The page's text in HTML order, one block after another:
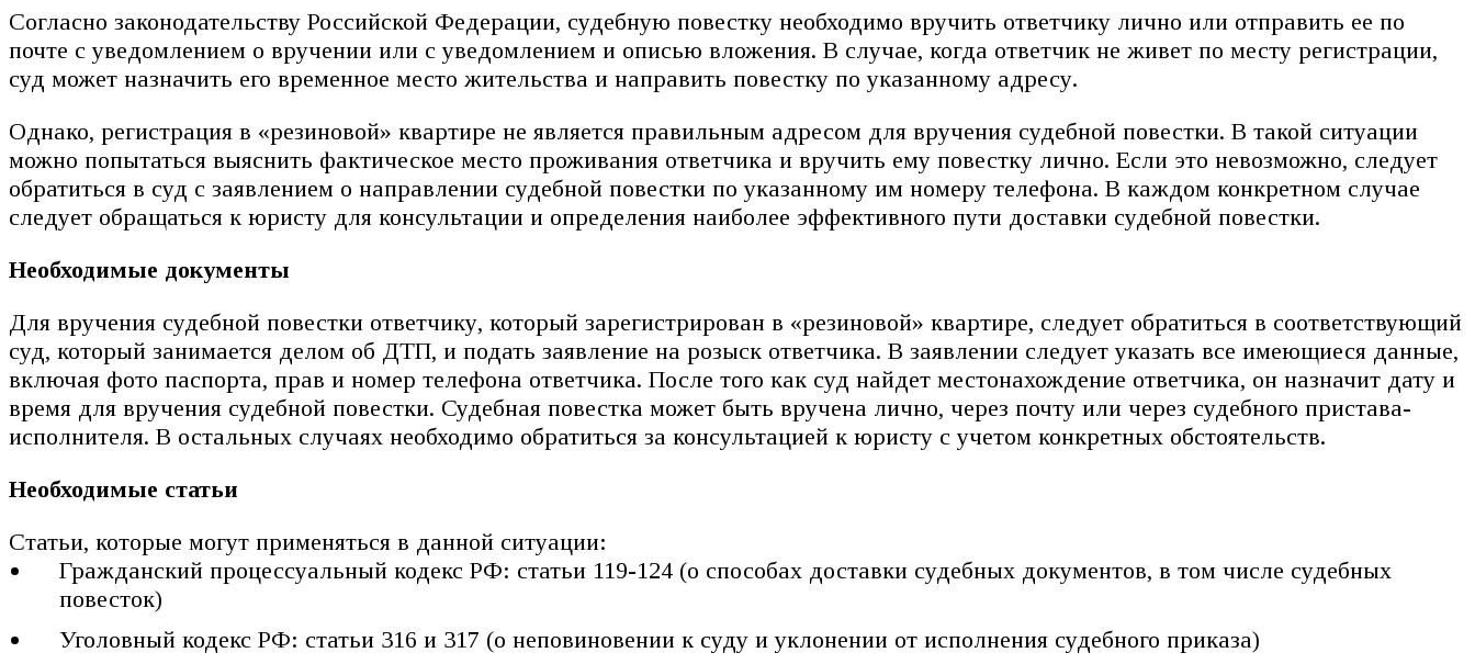
Согласно законодательству Российской Федерации, судебную повестку необходимо вручить ответчику лично или отправить ее по
почте с уведомлением о вручении или с уведомлением и описью вложения. В случае, когда ответчик не живет по месту регистрации,
суд может назначить его временное место жительства и направить повестку по указанному адресу.
Однако, регистрация в «резиновой» квартире не является правильным адресом для вручения судебной повестки. В такой ситуации
можно попытаться выяснить фактическое место проживания ответчика и вручить ему повестку лично. Если это невозможно, следует
обратиться в суд с заявлением о направлении судебной повестки по указанному им номеру телефона. В каждом конкретном случае
следует обращаться к юристу для консультации и определения наиболее эффективного пути доставки судебной повестки.
Необходимые документы
Для вручения судебной повестки ответчику, который зарегистрирован в «резиновой» квартире, следует обратиться в соответствующий
суд, который занимается делом об ДТП, и подать заявление на розыск ответчика. В заявлении следует указать все имеющиеся данные,
включая фото паспорта, прав и номер телефона ответчика. После того как суд найдет местонахождение ответчика, он назначит дату и
время для вручения судебной повестки. Судебная повестка может быть вручена лично, через почту или через судебного пристава-
исполнителя. В остальных случаях необходимо обратиться за консультацией к юристу с учетом конкретных обстоятельств.
Необходимые статьи
Статьи, которые могут применяться в данной ситуации:
Гражданский процессуальный кодекс РФ: статьи 119-124 (о способах доставки судебных документов, в том числе судебных
повесток)
Уголовный кодекс РФ: статьи 316 и 317 (о неповиновении к суду и уклонении от исполнения судебного приказа)